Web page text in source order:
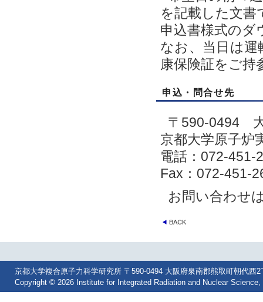
を記載した文書
申込書様式の
なお、当日は運
康保険証をご持
申込・問合せ先
〒590-0494
京都大学原子炉
電話：072-451-
Fax：072-451-
お問い合わせ
京都大学複合原子力科学研究所 〒590-0494 大阪府泉南郡熊取町朝代西
Copyright © 2026 Institute for Integrated Radiation and Nuclear